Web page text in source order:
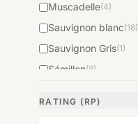
2013(19)
2014 (20)
2017 (17)
Muscadelle(4)
Sauvignon blanc(18)
Sauvignon Gris(1)
Sémillon(8)
RATING (RP)